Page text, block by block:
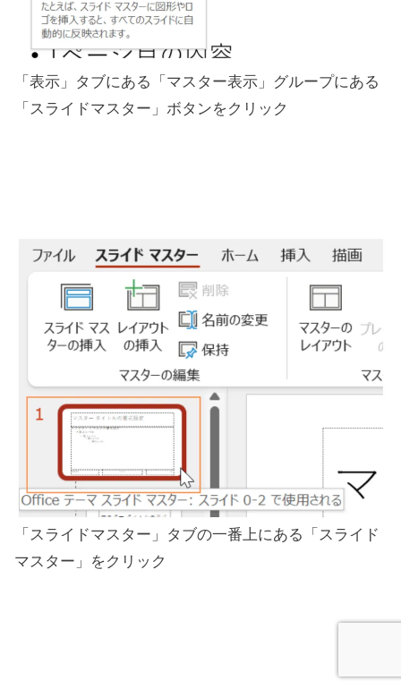
「表示」タブにある「マスター表示」グループにある
「スライドマスター」ボタンをクリック
「スライドマスター」タブの一番上にある「スライド
マスター」をクリック